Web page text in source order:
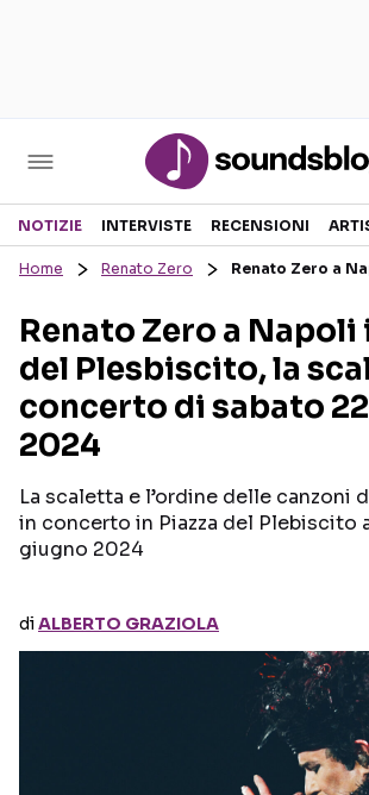
Sezioni
RECENSIONI MUSICALI
INTERVISTE
GOSSIP E CURIOSITÀ
TESTI
TOUR ED
TALENT
NOTIZIE INTERVISTE RECENSIONI
Home Renato Zero Renato Zero a
Renato Zero a Napoli
del Plesbiscito, la
concerto di sabato
2024
La scaletta e l’ordine delle canzoni
in concerto in Piazza del Plebiscito
giugno 2024
diALBERTO GRAZIOLA